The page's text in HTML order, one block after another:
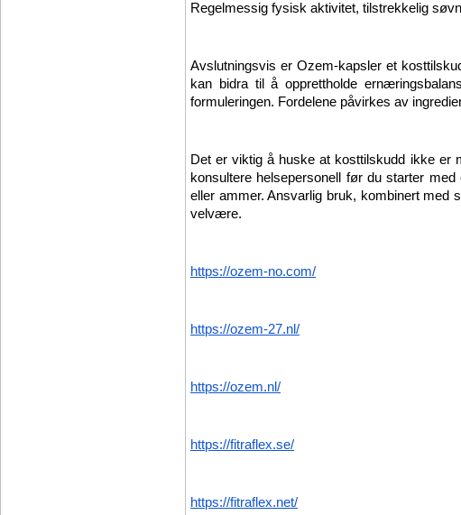
Regelmessig fysisk aktivitet, tilstrekkelig
Avslutningsvis er Ozem-kapsler et
kan bidra til å opprettholde
formuleringen. Fordelene påvirkes av
Det er viktig å huske at kosttilskudd ikke er
konsultere helsepersonell før du starter
eller ammer. Ansvarlig bruk, kombinert med
velvære.
https://ozem-no.com/
https://ozem-27.nl/
https://ozem.nl/
https://fitraflex.se/
https://fitraflex.net/